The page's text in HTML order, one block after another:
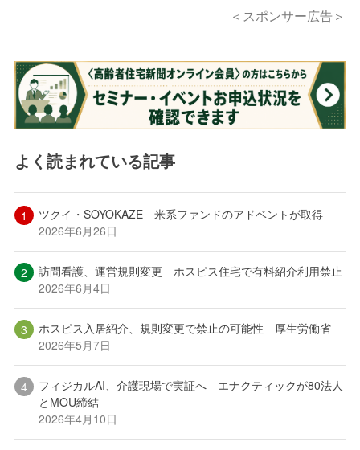
＜スポンサー広告＞
よく読まれている記事
ツクイ・SOYOKAZE 米系ファンドのアドベントが取得
2026年6月26日
訪問看護、運営規則変更 ホスピス住宅で有料紹介利用禁止
2026年6月4日
ホスピス入居紹介、規則変更で禁止の可能性 厚生労働省
2026年5月7日
フィジカルAI、介護現場で実証へ エナクティックが80法人
とMOU締結
2026年4月10日